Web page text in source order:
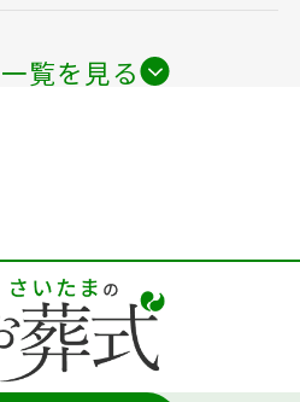
覧を見る